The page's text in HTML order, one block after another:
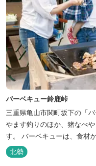
バーベキュー鈴鹿峠
三重県亀山市関町坂下の「
やます釣りのほか、猪なべ
す。 バーベキューは、食材から付属品まで全て揃っていますので手
ぶらで楽しむ事ができます
場で味わえる「マス釣り」も人気です。 宿泊
北勢